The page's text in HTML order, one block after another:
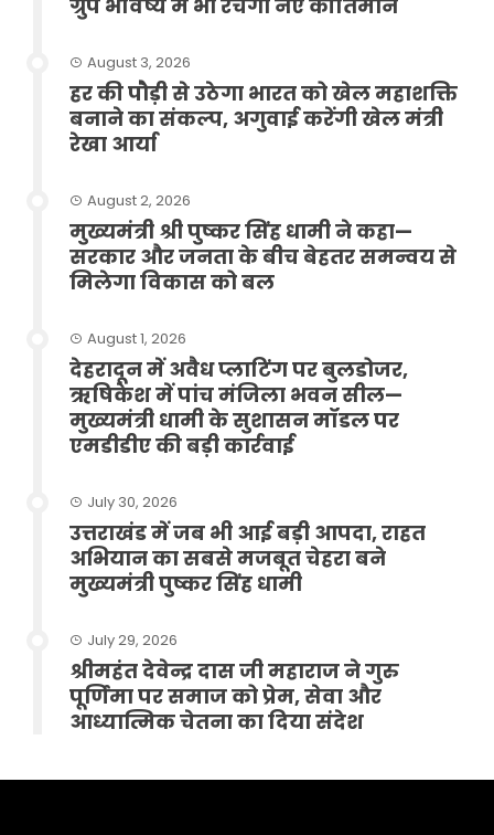
ग्रुप भविष्य में भी रचेगा नए कीर्तिमान
August 3, 2026
हर की पौड़ी से उठेगा भारत को खेल महाशक्ति
बनाने का संकल्प, अगुवाई करेंगी खेल मंत्री
रेखा आर्या
August 2, 2026
मुख्यमंत्री श्री पुष्कर सिंह धामी ने कहा—
सरकार और जनता के बीच बेहतर समन्वय से
मिलेगा विकास को बल
August 1, 2026
देहरादून में अवैध प्लाटिंग पर बुलडोजर,
ऋषिकेश में पांच मंजिला भवन सील—
मुख्यमंत्री धामी के सुशासन मॉडल पर
एमडीडीए की बड़ी कार्रवाई
July 30, 2026
उत्तराखंड में जब भी आई बड़ी आपदा, राहत
अभियान का सबसे मजबूत चेहरा बने
मुख्यमंत्री पुष्कर सिंह धामी
July 29, 2026
श्रीमहंत देवेन्द्र दास जी महाराज ने गुरु
पूर्णिमा पर समाज को प्रेम, सेवा और
आध्यात्मिक चेतना का दिया संदेश